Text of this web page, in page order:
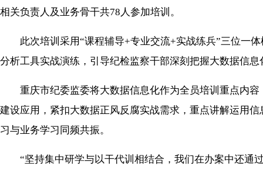
相关负责人及业务骨干共78人参加培训。
此次培训采用“课程辅导+专业交流+实战练兵”三位一体
分析工具实战演练，引导纪检监察干部深刻把握大数据信
重庆市纪委监委将大数据信息化作为全员培训重点内容
建设应用，紧扣大数据正风反腐实战需求，重点讲解运用
习与业务学习同频共振。
“坚持集中研学与以干代训相结合，我们在办案中还通过